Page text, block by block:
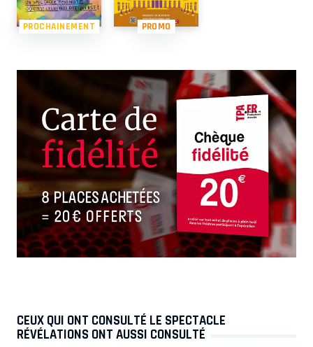
PROCHAINEMENT PROMO
CEUX QUI ONT CONSULTÉ LE SPECTACLE
RÉVÉLATIONS ONT AUSSI CONSULTÉ